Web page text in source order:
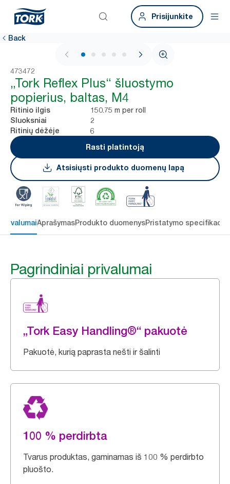
Prisijunkite
Back
1 / 6
473472
„Tork Reflex Plus“ šluostymo
popierius, baltas, M4
Ritinio ilgis 150.75 m per roll
Sluoksniai 2
Ritinių dėžėje
6
Rasti platintoją
Atsisiųsti produkto duomenų lapą
AprašymasProdukto duomenysPristatymo
Pagrindiniai privalumai
„Tork Easy Handling®“ pakuotė
Pakuotė, kurią paprasta nešti ir šalinti
100 % perdirbta
Tvarus produktas, gaminamas iš 100 % perdirbto
pluošto.